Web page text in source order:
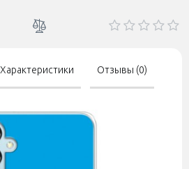
Характеристики Отзывы (0)